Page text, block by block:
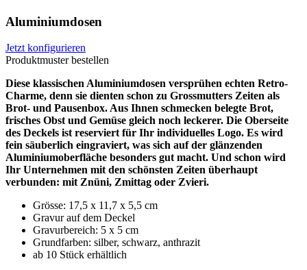
Aluminiumdosen
Jetzt konfigurieren
Produktmuster bestellen
Diese klassischen Aluminiumdosen versprühen echten Retro-
Charme, denn sie dienten schon zu Grossmutters Zeiten als
Brot- und Pausenbox. Aus Ihnen schmecken belegte Brot,
frisches Obst und Gemüse gleich noch leckerer. Die Oberseite
des Deckels ist reserviert für Ihr individuelles Logo. Es wird
fein säuberlich eingraviert, was sich auf der glänzenden
Aluminiumoberfläche besonders gut macht. Und schon wird
Ihr Unternehmen mit den schönsten Zeiten überhaupt
verbunden: mit Znüni, Zmittag oder Zvieri.
Grösse: 17,5 x 11,7 x 5,5 cm
Gravur auf dem Deckel
Gravurbereich: 5 x 5 cm
Grundfarben: silber, schwarz, anthrazit
ab 10 Stück erhältlich